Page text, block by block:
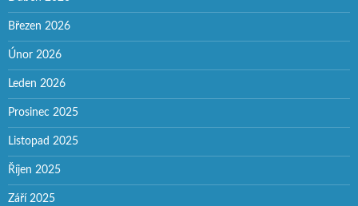
Březen 2026
Únor 2026
Leden 2026
Prosinec 2025
Listopad 2025
Říjen 2025
Září 2025